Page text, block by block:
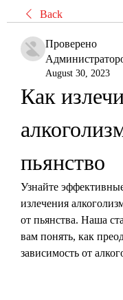
Back
Проверено
August 30, 2023
Как
пьянство
Узнайте
излечения
от пьянства. Наша
вам понять, как
зависимость от